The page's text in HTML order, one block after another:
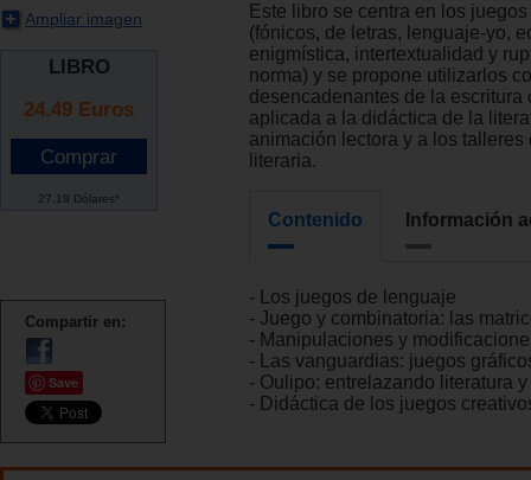
Ampliar imagen
LIBRO
24.49 Euros
27.19 Dólares*
Compartir en:
Save
Este libro se centra en los
(fónicos, de letras, lenguaje-yo,
enigmística, intertextualidad y
norma) y se propone utilizarlos
desencadenantes de la escritura
aplicada a la didáctica de la
animación lectora y a los talleres
literaria.
Contenido Información
- Los juegos de lenguaje
- Juego y combinatoria: las
- Manipulaciones y
- Las vanguardias: juegos
- Oulipo: entrelazando literatura
- Didáctica de los juegos